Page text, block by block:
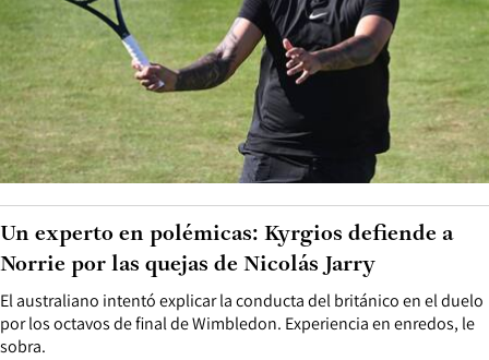
El australiano intentó explicar la conducta del británico en el duelo
por los octavos de final de Wimbledon. Experiencia en enredos, le
sobra.
Un experto en polémicas: Kyrgios defiende a
Norrie por las quejas de Nicolás Jarry